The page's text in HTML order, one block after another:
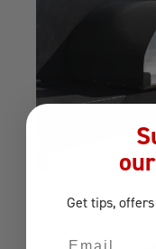
Get tips, offers